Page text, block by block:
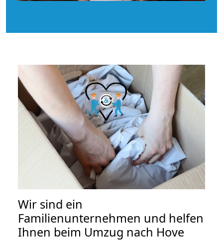
Wir sind ein
Familienunternehmen und helfen
Ihnen beim Umzug nach Hove